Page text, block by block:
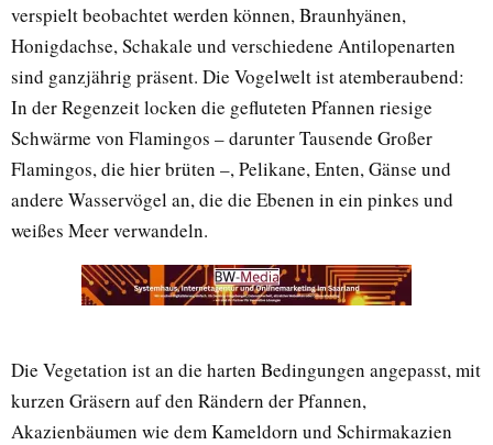
verspielt beobachtet werden können, Braunhyänen,
Honigdachse, Schakale und verschiedene Antilopenarten
sind ganzjährig präsent. Die Vogelwelt ist atemberaubend:
In der Regenzeit locken die gefluteten Pfannen riesige
Schwärme von Flamingos – darunter Tausende Großer
Flamingos, die hier brüten –, Pelikane, Enten, Gänse und
andere Wasservögel an, die die Ebenen in ein pinkes und
weißes Meer verwandeln.
Die Vegetation ist an die harten Bedingungen angepasst, mit
kurzen Gräsern auf den Rändern der Pfannen,
Akazienbäumen wie dem Kameldorn und Schirmakazien